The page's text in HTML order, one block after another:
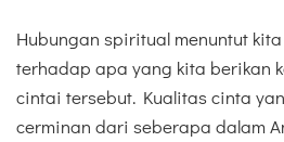
Hubungan spiritual menuntut
terhadap apa yang kita berikan
cintai tersebut. Kualitas cinta
cerminan dari seberapa dalam